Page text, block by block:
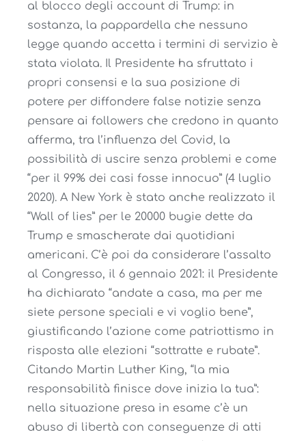
al blocco degli account di Trump: in
sostanza, la pappardella che nessuno
legge quando accetta i termini di servizio è
stata violata. Il Presidente ha sfruttato i
propri consensi e la sua posizione di
potere per diffondere false notizie senza
pensare ai followers che credono in quanto
afferma, tra l’influenza del Covid, la
possibilità di uscire senza problemi e come
“per il 99% dei casi fosse innocuo” (4 luglio
2020). A New York è stato anche realizzato il
“Wall of lies” per le 20000 bugie dette da
Trump e smascherate dai quotidiani
americani. C’è poi da considerare l’assalto
al Congresso, il 6 gennaio 2021: il Presidente
ha dichiarato “andate a casa, ma per me
siete persone speciali e vi voglio bene”,
giustificando l’azione come patriottismo in
risposta alle elezioni “sottratte e rubate”.
Citando Martin Luther King, “la mia
responsabilità finisce dove inizia la tua”:
nella situazione presa in esame c’è un
abuso di libertà con conseguenze di atti